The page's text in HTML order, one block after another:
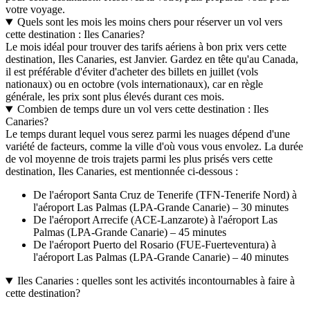
votre voyage.
Quels sont les mois les moins chers pour réserver un vol vers
cette destination : Iles Canaries?
Le mois idéal pour trouver des tarifs aériens à bon prix vers cette
destination, Iles Canaries, est Janvier. Gardez en tête qu'au Canada,
il est préférable d'éviter d'acheter des billets en juillet (vols
nationaux) ou en octobre (vols internationaux), car en règle
générale, les prix sont plus élevés durant ces mois.
Combien de temps dure un vol vers cette destination : Iles
Canaries?
Le temps durant lequel vous serez parmi les nuages dépend d'une
variété de facteurs, comme la ville d'où vous vous envolez. La durée
de vol moyenne de trois trajets parmi les plus prisés vers cette
destination, Iles Canaries, est mentionnée ci-dessous :
De l'aéroport Santa Cruz de Tenerife (TFN-Tenerife Nord) à
l'aéroport Las Palmas (LPA-Grande Canarie) – 30 minutes
De l'aéroport Arrecife (ACE-Lanzarote) à l'aéroport Las
Palmas (LPA-Grande Canarie) – 45 minutes
De l'aéroport Puerto del Rosario (FUE-Fuerteventura) à
l'aéroport Las Palmas (LPA-Grande Canarie) – 40 minutes
Iles Canaries : quelles sont les activités incontournables à faire à
cette destination?